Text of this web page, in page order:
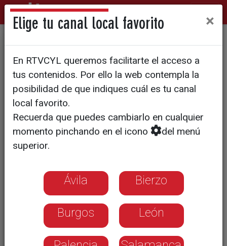
Suelta de globos para luchar
contra los estigmas de la
salud mental
Elige tu canal local favorito ×
En RTVCYL queremos facilitarte el acceso a
tus contenidos. Por ello la web contempla la
posibilidad de que indiques cuál es tu canal
local favorito.
Recuerda que puedes cambiarlo en cualquier
momento pinchando en el icono
del menú
superior.
Ávila Bierzo
Burgos León